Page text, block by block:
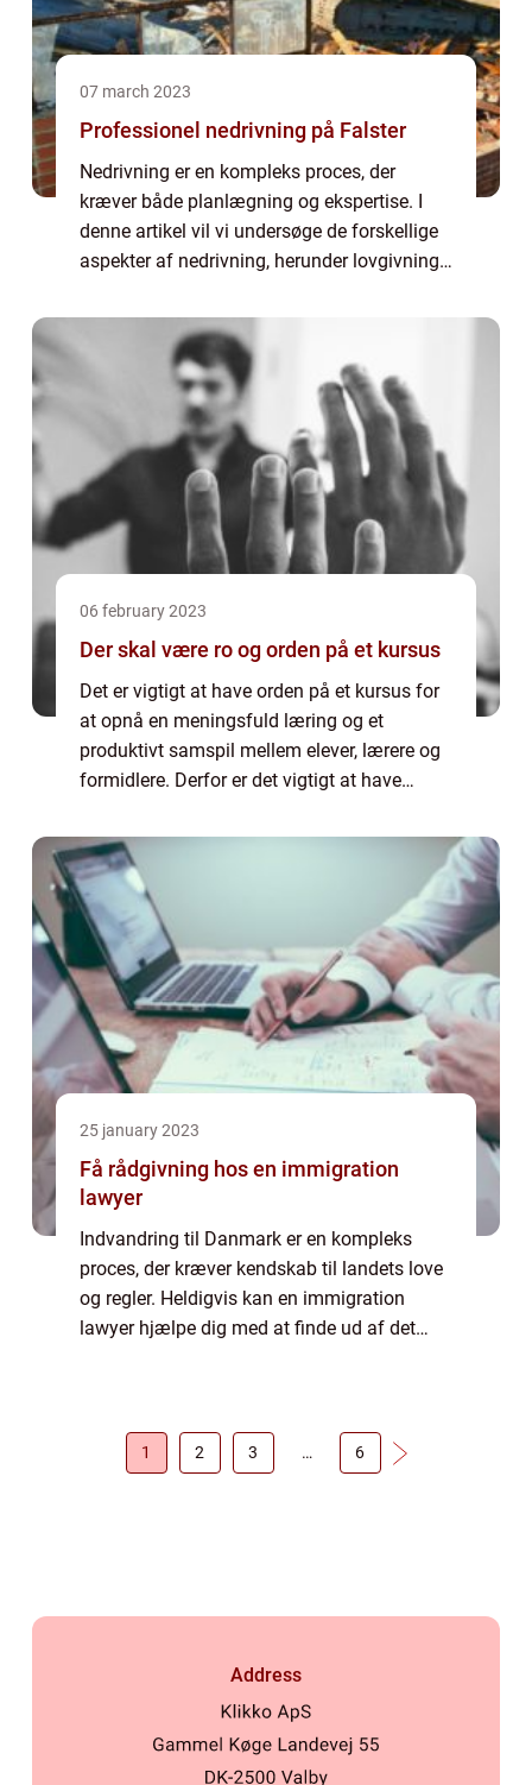
07 march 2023
Professionel nedrivning på Falster
Nedrivning er en kompleks proces, der
kræver både planlægning og ekspertise. I
denne artikel vil vi undersøge de forskellige
aspekter af nedrivning, herunder lovgivning,
Lovgivning og krav i forbindelse med ned...
06 february 2023
Der skal være ro og orden på et kursus
Det er vigtigt at have orden på et kursus for
at opnå en meningsfuld læring og et
produktivt samspil mellem elever, lærere og
formidlere. Derfor er det vigtigt at have
sikrer orden i hele kursets varighed. ...
25 january 2023
Få rådgivning hos en immigration
lawyer
Indvandring til Danmark er en kompleks
proces, der kræver kendskab til landets love
og regler. Heldigvis kan en immigration
lawyer hjælpe dig med at finde ud af det
1 2 3 … 6
Address